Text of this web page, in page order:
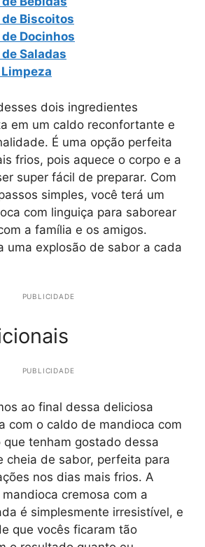
Biscoitos
Docinhos
Saladas
dois ingredientes
em um caldo reconfortante e
É uma opção perfeita
frios, pois aquece o corpo e a
super fácil de preparar. Com
simples, você terá um
com linguiça para saborear
a família e os amigos.
uma explosão de sabor a cada
PUBLICIDADE
PUBLICIDADE
ao final dessa deliciosa
com o caldo de mandioca com
que tenham gostado dessa
cheia de sabor, perfeita para
nos dias mais frios. A
cremosa com a
é simplesmente irresistível, e
que vocês ficaram tão